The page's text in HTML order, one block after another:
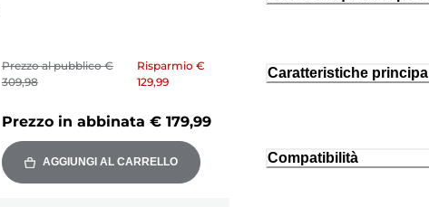
Prezzo al pubblico€
309,98
Risparmio€
129,99
Prezzo in abbinata € 179,99
AGGIUNGI AL CARRELLO
Caratteristiche
Compatibilità